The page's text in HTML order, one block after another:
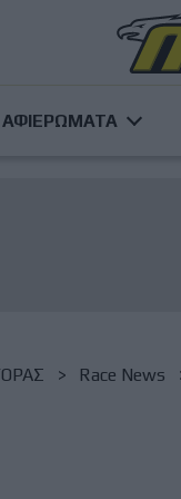
ΑΦΙΕΡΩΜΑΤΑ
Race News